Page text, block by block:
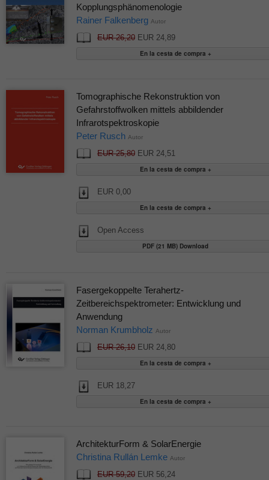
Kopplungsphänomenologie
Rainer Falkenberg Autor
EUR 26,20EUR 24,89
Tomographische Rekonstruktion von
Gefahrstoffwolken mittels abbildender
Infrarotspektroskopie
Peter Rusch Autor
EUR 25,80EUR 24,51
EUR 0,00
Open Access
PDF (21 MB) Download
Fasergekoppelte Terahertz-
Zeitbereichspektrometer: Entwicklung und
Anwendung
Norman Krumbholz Autor
EUR 26,10EUR 24,80
EUR 18,27
ArchitekturForm & SolarEnergie
Christina Rullán Lemke Autor
EUR 59,20EUR 56,24